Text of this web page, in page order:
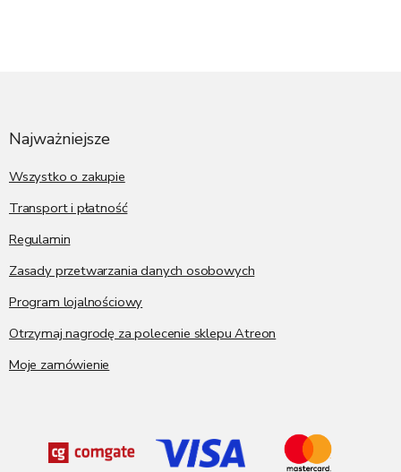
Najważniejsze
Wszystko o zakupie
Transport i płatność
Regulamin
Zasady przetwarzania danych osobowych
Program lojalnościowy
Otrzymaj nagrodę za polecenie sklepu Atreon
Moje zamówienie